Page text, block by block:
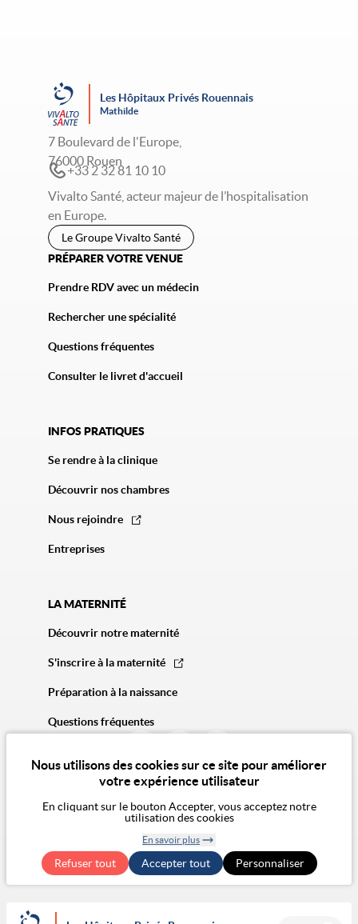
Nous utilisons des cookies sur ce site pour améliorer
votre expérience utilisateur
En cliquant sur le bouton Accepter, vous acceptez notre
utilisation des cookies
En savoir plus
Refuser tout Accepter tout
Retirer le
consentementPersonnaliser
Les Hôpitaux Privés Rouennais
Mathilde
7 Boulevard de l'Europe,
76000 Rouen
+33 2 32 81 10 10
Vivalto Santé, acteur majeur de l’hospitalisation
en Europe.
Le Groupe Vivalto Santé
PRÉPARER VOTRE VENUE
Prendre RDV avec un médecin
Rechercher une spécialité
Questions fréquentes
Consulter le livret d'accueil
INFOS PRATIQUES
Se rendre à la clinique
Découvrir nos chambres
Nous rejoindre
Entreprises
LA MATERNITÉ
Découvrir notre maternité
S'inscrire à la maternité
Préparation à la naissance
Questions fréquentes
Politique de confidentialitéPolitique des cookies
Exercer mes droits RGPD
Accessibilité Numérique : non conforme